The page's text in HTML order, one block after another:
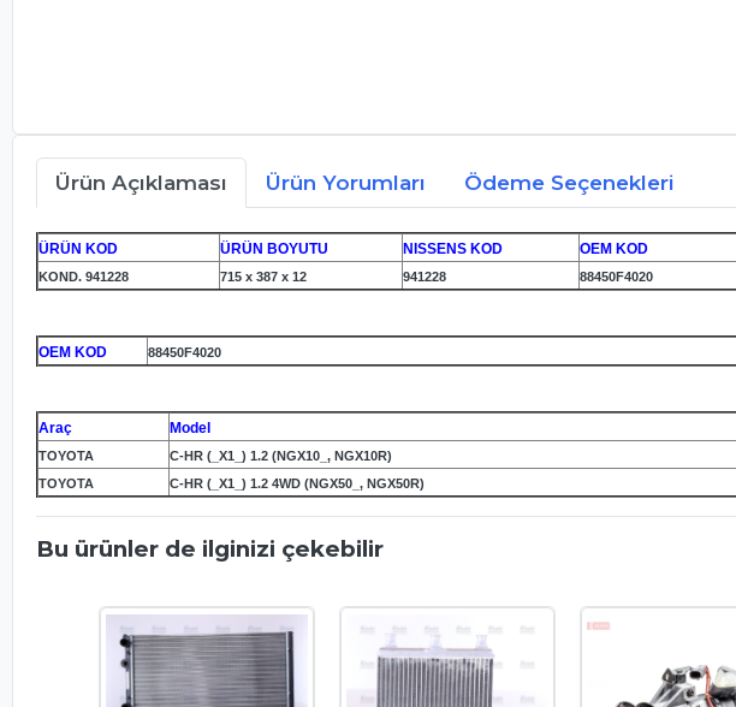
Ürün Açıklaması Ürün Yorumları Ödeme Seçenekleri
ÜRÜN KOD ÜRÜN BOYUTU NISSENS KOD OEM KOD
KOND. 941228 715 x 387 x 12 941228 88450F4020
OEM KOD 88450F4020
Araç Model
TOYOTA C-HR (_X1_) 1.2 (NGX10_, NGX10R)
TOYOTA
C-HR (_X1_) 1.2 4WD (NGX50_, NGX50R)
Bu ürünler de ilginizi çekebilir